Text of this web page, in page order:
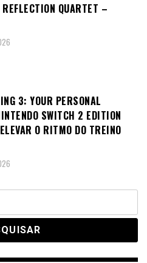
QUARTET –
3: YOUR PERSONAL
SWITCH 2 EDITION
O RITMO DO TREINO